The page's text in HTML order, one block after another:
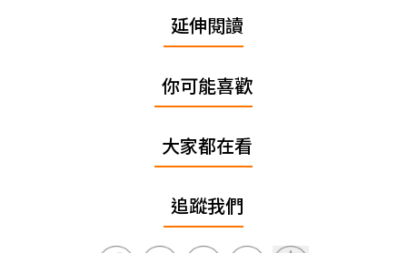
延伸閱讀
你可能喜歡
大家都在看
追蹤我們